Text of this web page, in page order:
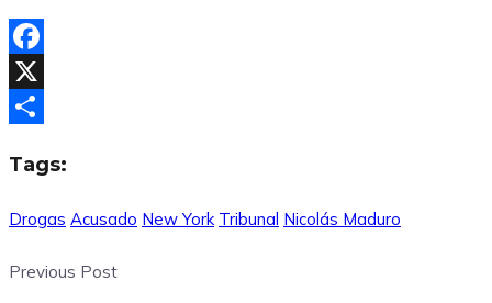
Facebook
X
Tags:
Drogas Acusado New York Tribunal Nicolás Maduro
Previous Post